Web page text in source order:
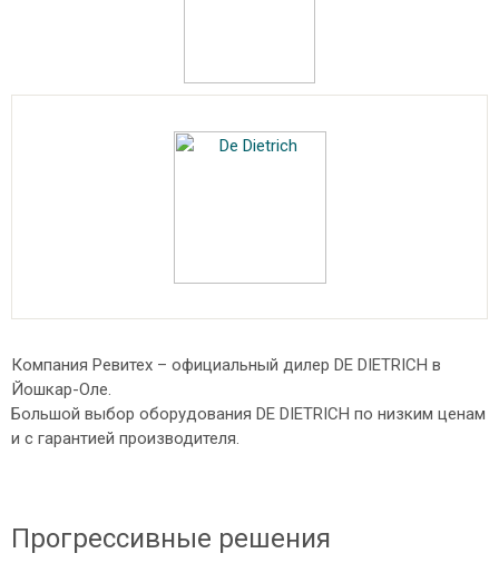
Компания Ревитех – официальный дилер DE DIETRICH в
Йошкар-Оле.
Большой выбор оборудования DE DIETRICH по низким ценам
и с гарантией производителя.
Прогрессивные решения